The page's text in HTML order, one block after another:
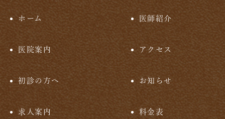
ホーム 医師紹介
医院案内 アクセス
初診の方へ お知らせ
求人案内 料金表